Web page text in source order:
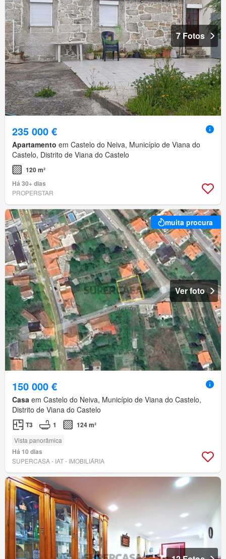
7 Fotos
235 000 €
Apartamento em Castelo do Neiva, Município de Viana do
Castelo, Distrito de Viana do Castelo
120 m²
Há 30+ dias
PROPERSTAR
muita procura
Ver foto
150 000 €
Casa em Castelo do Neiva, Município de Viana do Castelo,
Distrito de Viana do Castelo
T3 1 124 m²
Vista panorâmica
Há 10 dias
SUPERCASA - IAT - IMOBILIÁRIA